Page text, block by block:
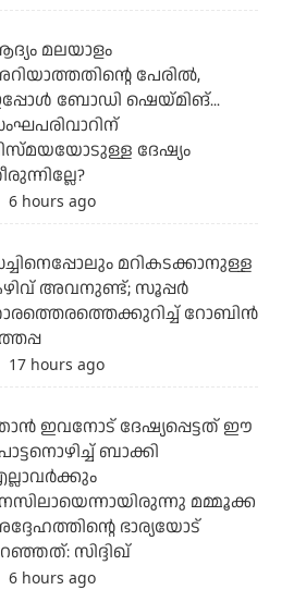
മലയാളം
പേരില്‍,
ബോഡി ഷെയ്മിങ്...
ദേഷ്യം
6 hours ago
മറികടക്കാനുള്ള
അവനുണ്ട്; സൂപ്പര്‍
റോബിന്‍
17 hours ago
ഇവനോട് ദേഷ്യപ്പെട്ടത് ഈ
ബാക്കി
മമ്മൂക്ക
ഭാര്യയോട്
സിദ്ദിഖ്
6 hours ago